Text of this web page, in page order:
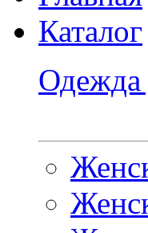
Каталог
Одежда